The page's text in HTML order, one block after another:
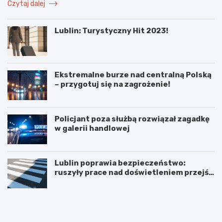
Czytaj dalej
Lublin: Turystyczny Hit 2023!
Ekstremalne burze nad centralną Polską
– przygotuj się na zagrożenie!
Policjant poza służbą rozwiązał zagadkę
w galerii handlowej
Lublin poprawia bezpieczeństwo:
ruszyły prace nad doświetleniem przejść
N
P